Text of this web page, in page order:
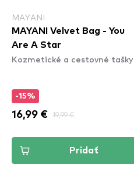
MAYANI
MAYANI Velvet Bag - You
Are A Star
Kozmetické a cestovné tašky
-15%
16,99 € 19,99 €
Pridať